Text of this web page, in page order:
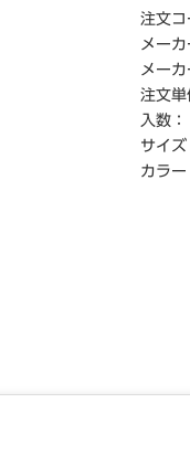
● 液晶
● 表
● パネ
● 入力
● ス
● 仕様
● カラ
注文コ
メーカ
メーカ
注文単
入数：
サイズ
カラー